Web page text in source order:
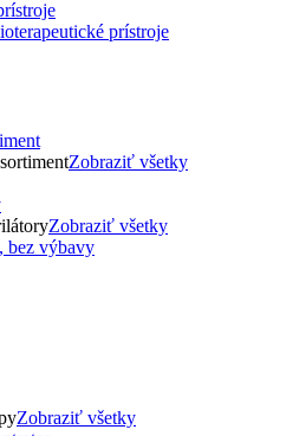
prístroje
Zobraziť všetky
Zobraziť všetky
Zobraziť všetky